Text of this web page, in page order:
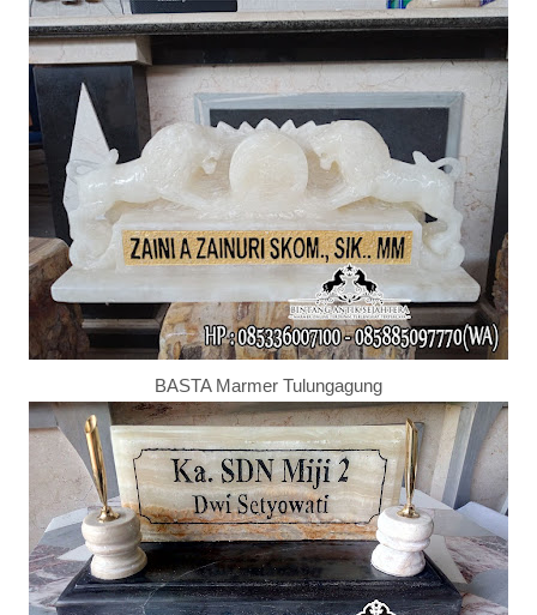
BASTA Marmer Tulungagung